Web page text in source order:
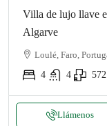
Villa de lujo llave
Algarve
Loulé, Faro,
4
4 572
Llámenos